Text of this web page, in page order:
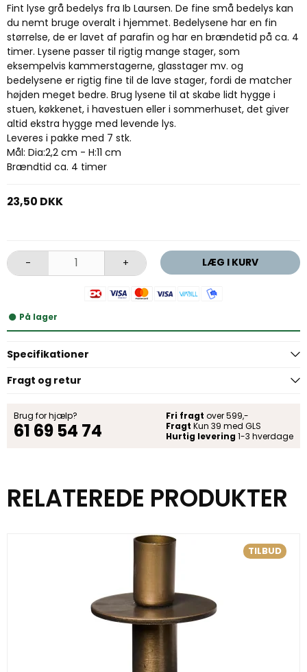
Fint lyse grå bedelys fra Ib Laursen. De fine små bedelys kan
du nemt bruge overalt i hjemmet. Bedelysene har en fin
størrelse, de er lavet af parafin og har en brændetid på ca. 4
timer. Lysene passer til rigtig mange stager, som
eksempelvis kammerstagerne, glasstager mv. og
bedelysene er rigtig fine til de lave stager, fordi de matcher
højden meget bedre. Brug lysene til at skabe lidt hygge i
stuen, køkkenet, i havestuen eller i sommerhuset, det giver
altid ekstra hygge med levende lys.
Leveres i pakke med 7 stk.
Mål: Dia:2,2 cm - H:11 cm
Brændtid ca. 4 timer
23,50 DKK
- + LÆG I KURV
På lager
Specifikationer
Fragt og retur
Brug for hjælp?
61 69 54 74
Fri fragt over 599,-
Fragt Kun 39 med GLS
Hurtig levering 1-3 hverdage
RELATEREDE PRODUKTER
TILBUD